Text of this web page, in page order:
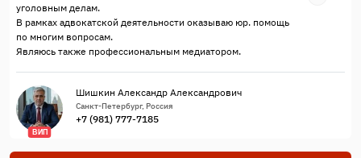
уголовным делам.
В рамках адвокатской деятельности оказываю юр. помощь
по многим вопросам.
Являюсь также профессиональным медиатором.
ВИП
Шишкин Александр Александрович
Санкт-Петербург, Россия
+7 (981) 777-7185